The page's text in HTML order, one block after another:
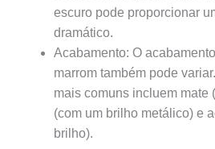
escuro pode proporcionar
dramático.
Acabamento: O
marrom também pode
mais comuns incluem mate
(com um brilho metálico) e
brilho).